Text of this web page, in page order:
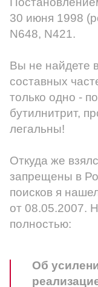
30 июня 1998
N648, N421.
Вы не найдете
составных
только одно -
бутилнитрит,
легальны!
Откуда же
запрещены в
поисков я
от 08.05.2007.
полностью:
Об